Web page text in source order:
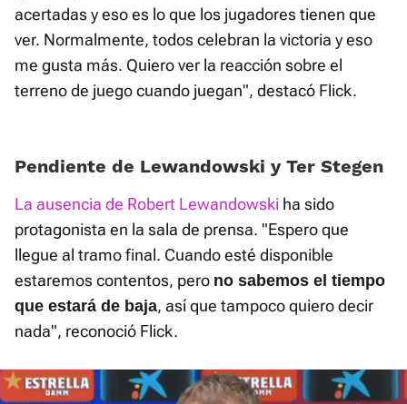
acertadas y eso es lo que los jugadores tienen que
ver. Normalmente, todos celebran la victoria y eso
me gusta más. Quiero ver la reacción sobre el
terreno de juego cuando juegan", destacó Flick.
Pendiente de Lewandowski y Ter Stegen
La ausencia de Robert Lewandowski ha sido
protagonista en la sala de prensa. "Espero que
llegue al tramo final. Cuando esté disponible
estaremos contentos, pero no sabemos el tiempo
que estará de baja, así que tampoco quiero decir
nada", reconoció Flick.